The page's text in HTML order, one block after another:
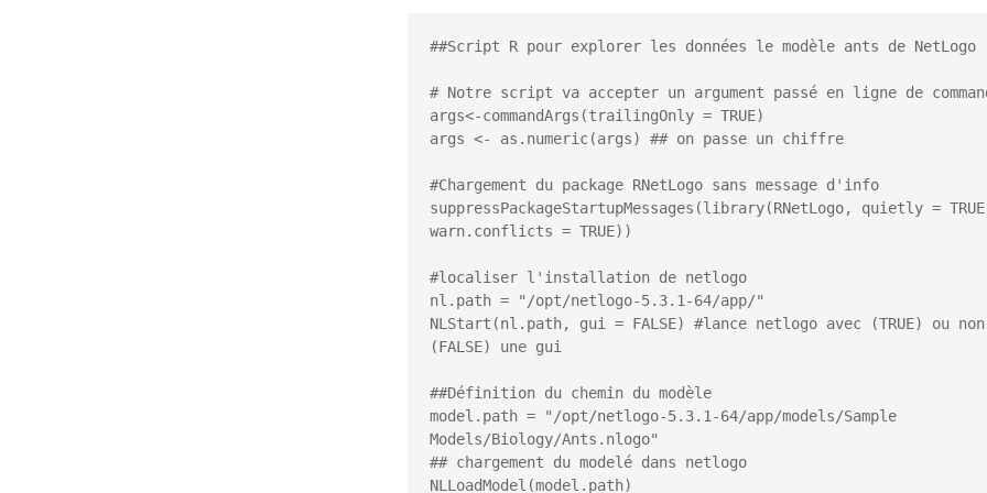
##Script R pour explorer les données le modèle ants de NetLogo
# Notre script va accepter un argument passé en ligne de
args<-commandArgs(trailingOnly = TRUE)
args <- as.numeric(args) ## on passe un chiffre
#Chargement du package RNetLogo sans message d'info
suppressPackageStartupMessages(library(RNetLogo, quietly =
warn.conflicts = TRUE))
#localiser l'installation de netlogo
nl.path = "/opt/netlogo-5.3.1-64/app/"
NLStart(nl.path, gui = FALSE) #lance netlogo avec (TRUE) ou non
(FALSE) une gui
##Définition du chemin du modèle
model.path = "/opt/netlogo-5.3.1-64/app/models/Sample
Models/Biology/Ants.nlogo"
## chargement du modelé dans netlogo
NLLoadModel(model.path)